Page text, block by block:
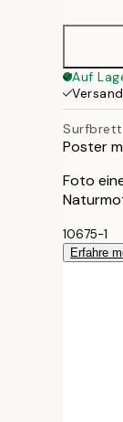
Auf
Poster
Foto
10675-1
Erfahre